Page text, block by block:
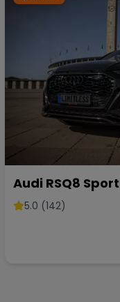
Audi RSQ8
Q85.0 (142)